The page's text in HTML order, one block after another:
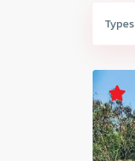
Types